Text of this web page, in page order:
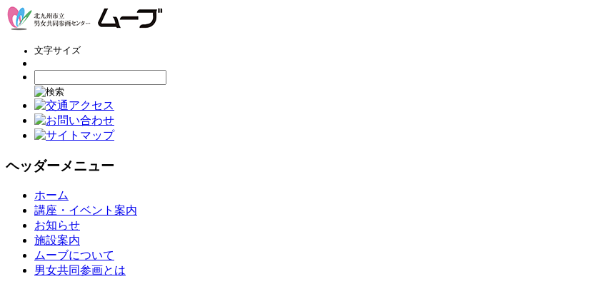
文字サイズ
ヘッダーメニュー
ホーム
講座・イベント案内
お知らせ
施設案内
ムーブについて
男女共同参画とは